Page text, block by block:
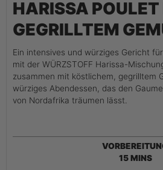
HARISSA
GEGRILLTEM
Ein intensives und würziges Gericht
mit der WÜRZSTOFF Harissa-
zusammen mit köstlichem, gegrilltem
würziges Abendessen, das den
von Nordafrika träumen lässt.
15 MINS